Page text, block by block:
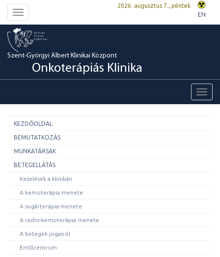
Toggle
navigation
2026. augusztus 7., péntek
EN
Szent-Györgyi Albert Klinikai Központ
Onkoterápiás Klinika
KEZDŐOLDAL
BEMUTATKOZÁS
MUNKATÁRSAK
BETEGELLÁTÁS
Kezelések a klinikán
A kemoterápia menete
A sugárterápia menete
A radio-kemoterápia menete
A betegek jogairól
Emlőcentrum